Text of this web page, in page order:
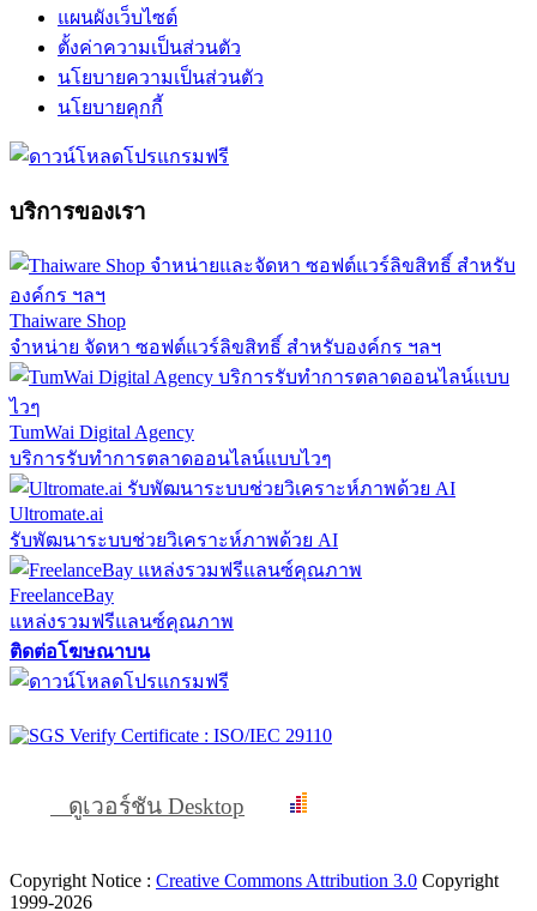
แผนผังเว็บไซต์
ตั้งค่าความเป็นส่วนตัว
นโยบายความเป็นส่วนตัว
นโยบายคุกกี้
บริการของเรา
Thaiware Shop
จำหน่าย จัดหา ซอฟต์แวร์ลิขสิทธิ์ สำหรับองค์กร ฯลฯ
TumWai Digital Agency
บริการรับทำการตลาดออนไลน์แบบไวๆ
Ultromate.ai
รับพัฒนาระบบช่วยวิเคราะห์ภาพด้วย AI
FreelanceBay
แหล่งรวมฟรีแลนซ์คุณภาพ
ติดต่อโฆษณาบน
ดูเวอร์ชัน Desktop
Copyright Notice : Creative Commons Attribution 3.0 Copyright
1999-2026